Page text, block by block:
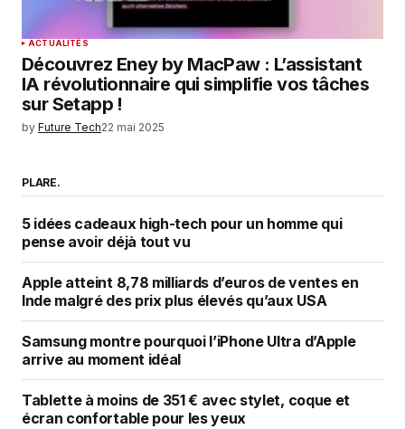
ACTUALITÉS
Découvrez Eney by MacPaw : L’assistant
IA révolutionnaire qui simplifie vos tâches
sur Setapp !
by Future Tech22 mai 2025
PLARE.
5 idées cadeaux high-tech pour un homme qui
pense avoir déjà tout vu
Apple atteint 8,78 milliards d’euros de ventes en
Inde malgré des prix plus élevés qu’aux USA
Samsung montre pourquoi l’iPhone Ultra d’Apple
arrive au moment idéal
Tablette à moins de 351 € avec stylet, coque et
écran confortable pour les yeux